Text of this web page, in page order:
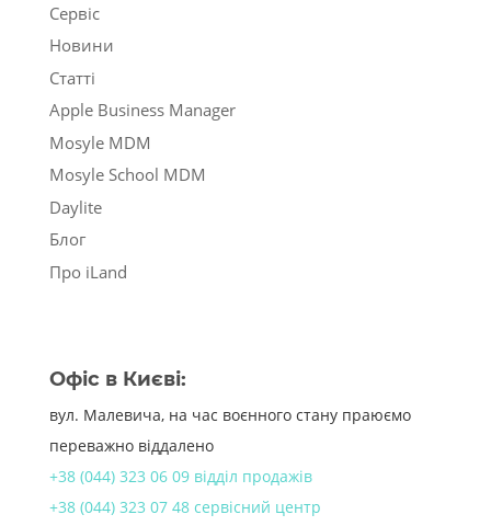
Сервіс
Новини
Статті
Apple Business Manager
Mosyle MDM
Mosyle School MDM
Daylite
Блог
Про iLand
Офіс в Києві:
вул. Малевича, на час воєнного стану праюємо
переважно віддалено
+38 (044) 323 06 09 відділ продажів
+38 (044) 323 07 48 сервісний центр